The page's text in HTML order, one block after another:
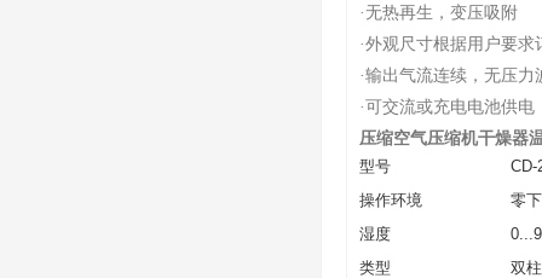
·无热再生，变压吸附
·外观尺寸根据用户要求
·输出气流连续，无压力
·可交流或充电电池供电
压缩空气压缩机干燥器
型号
CD-
操作环境
零
湿度
类型
双